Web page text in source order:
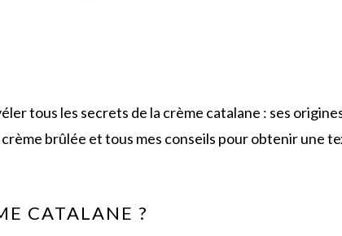
tous les secrets de la crème catalane : ses
brûlée et tous mes conseils pour obtenir une
CATALANE ?